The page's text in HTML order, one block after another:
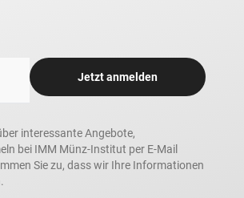
Jetzt anmelden
interessante Angebote,
bei IMM Münz-Institut per E-Mail
Sie zu, dass wir Ihre Informationen